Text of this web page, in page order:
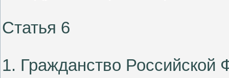
Статья 6
1. Гражданство Российской